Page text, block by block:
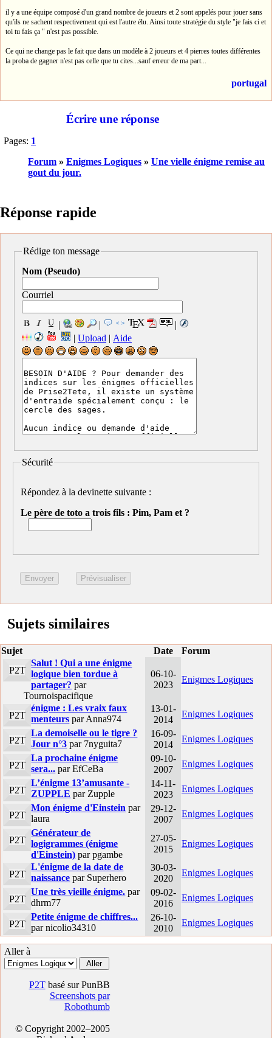
il y a une équipe composé d'un grand nombre de joueurs et 2 sont appelés pour jouer sans
qu'ils ne sachent respectivement qui est l'autre élu. Ainsi toute stratégie du style "je fais ci et
toi tu fais ça " n'est pas possible.
Ce qui ne change pas le fait que dans un modèle à 2 joueurs et 4 pierres toutes différentes
la proba de gagner n'est pas celle que tu cites...sauf erreur de ma part...
portugal
Écrire une réponse
Pages: 1
Forum » Enigmes Logiques » Une vielle énigme remise au
gout du jour.
Réponse rapide
Rédige ton message
Nom (Pseudo)
Courriel
| |
|
| Upload | Aide
Sécurité
Répondez à la devinette suivante :
Le père de toto a trois fils : Pim, Pam et ?
Sujets similaires
Sujet Date
Forum
P2T
Salut ! Qui a une énigme
logique bien tordue à
partager? par
Tournoispacifique
06-10-
2023
Enigmes Logiques
P2T
énigme : Les vraix faux
menteurs par Anna974
13-01-
2014
Enigmes Logiques
P2T
La demoiselle ou le tigre ?
Jour n°3 par 7nyguita7
16-09-
2014
Enigmes Logiques
P2T
La prochaine énigme
sera... par EfCeBa
09-10-
2007
Enigmes Logiques
P2T
L’énigme 13’amusante -
ZUPPLE par Zupple
14-11-
2023
Enigmes Logiques
P2T
Mon énigme d'Einstein par
laura
29-12-
2007
Enigmes Logiques
P2T
Générateur de
logigrammes (énigme
d'Einstein) par pgambe
27-05-
2015
Enigmes Logiques
P2T
L'énigme de la date de
naissance par Superhero
30-03-
2020
Enigmes Logiques
P2T
Une très vieille énigme. par
dhrm77
09-02-
2016
Enigmes Logiques
P2T
Petite énigme de chiffres...
par nicolio34310
26-10-
2010
Enigmes Logiques
Aller à
P2Tbasé sur PunBB
Screenshots par
Robothumb
© Copyright 2002–2005